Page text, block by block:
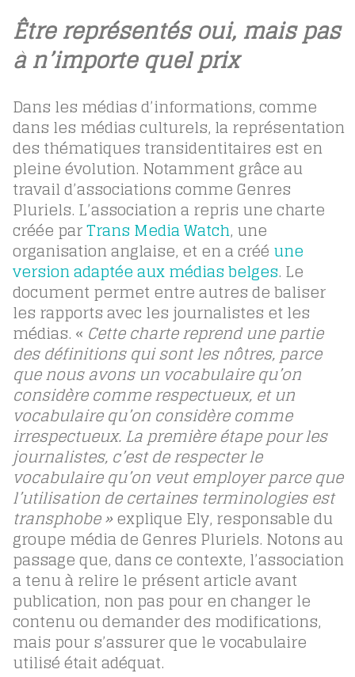
Être représentés oui, mais pas
à n’importe quel prix
Dans les médias d’informations, comme
dans les médias culturels, la représentation
des thématiques transidentitaires est en
pleine évolution. Notamment grâce au
travail d’associations comme Genres
Pluriels. L’association a repris une charte
créée parTrans Media Watch, une
organisation anglaise, et en a créé une
version adaptée aux médias belges. Le
document permet entre autres de baliser
les rapports avec les journalistes et les
médias. « Cette charte reprend une partie
des définitions qui sont les nôtres, parce
que nous avons un vocabulaire qu’on
considère comme respectueux, et un
vocabulaire qu’on considère comme
irrespectueux. La première étape pour les
journalistes, c’est de respecter le
vocabulaire qu’on veut employer parce que
l’utilisation de certaines terminologies est
transphobe »explique Ely, responsable du
groupe média de Genres Pluriels. Notons au
passage que, dans ce contexte, l’association
a tenu à relire le présent article avant
publication, non pas pour en changer le
contenu ou demander des modifications,
mais pour s’assurer que le vocabulaire
utilisé était adéquat.